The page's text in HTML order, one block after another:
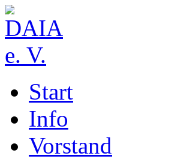
Start
Info
Vorstand